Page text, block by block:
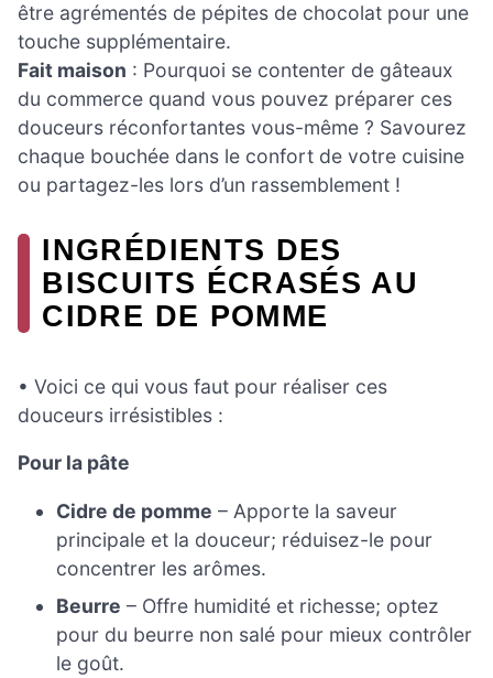
être agrémentés de pépites de chocolat pour une
touche supplémentaire.
Fait maison : Pourquoi se contenter de gâteaux
du commerce quand vous pouvez préparer ces
douceurs réconfortantes vous-même ? Savourez
chaque bouchée dans le confort de votre cuisine
ou partagez-les lors d’un rassemblement !
INGRÉDIENTS DES
BISCUITS ÉCRASÉS AU
CIDRE DE POMME
• Voici ce qui vous faut pour réaliser ces
douceurs irrésistibles :
Pour la pâte
Cidre de pomme – Apporte la saveur
principale et la douceur; réduisez-le pour
concentrer les arômes.
Beurre – Offre humidité et richesse; optez
pour du beurre non salé pour mieux contrôler
le goût.